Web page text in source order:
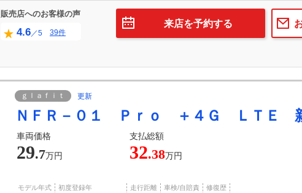
販売店へのお客様の声
4.6／5 39件
来店を予約する
ｇｌａｆｉｔ 更新
ＮＦＲ－０１ Ｐｒｏ ＋４Ｇ ＬＴＥ
車両価格 支払総額
29.7万円 32.38万円
モデル年式 初度登録年 走行距離 車検/自賠責 修復歴